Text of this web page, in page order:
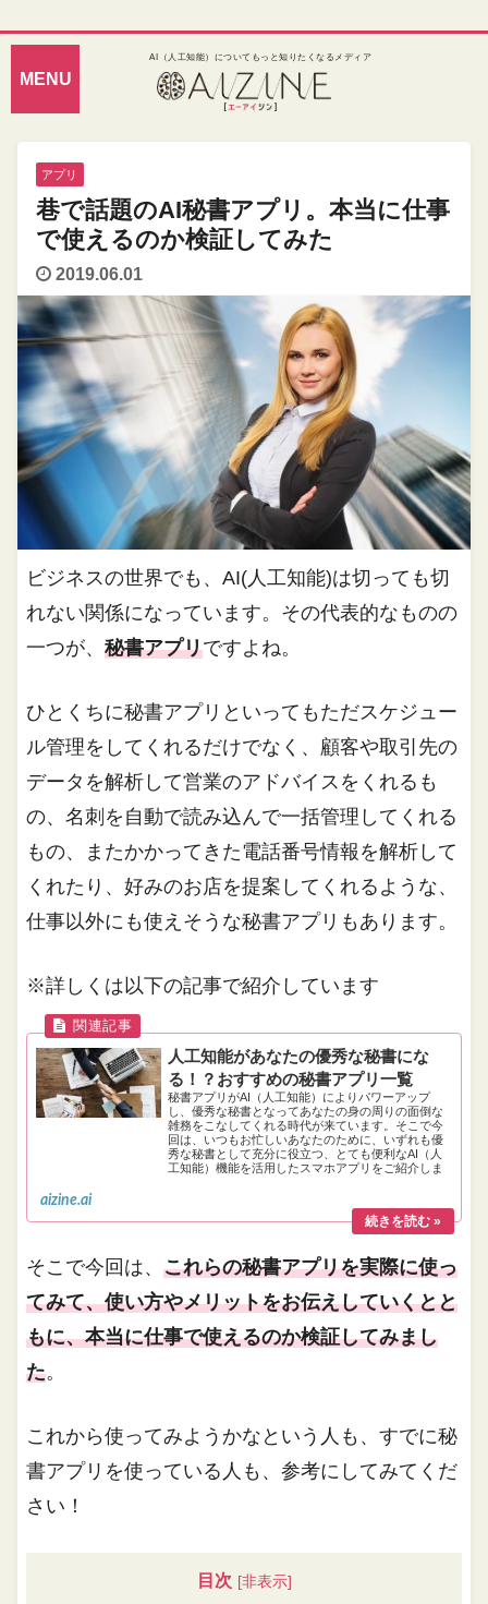
AI（人工知能）についてもっと知りたくなるメディア
アプリ
巷で話題のAI秘書アプリ。本当に仕事
で使えるのか検証してみた
2019.06.01
ビジネスの世界でも、AI(人工知能)は切っても切
れない関係になっています。その代表的なものの
一つが、秘書アプリですよね。
ひとくちに秘書アプリといってもただスケジュー
ル管理をしてくれるだけでなく、顧客や取引先の
データを解析して営業のアドバイスをくれるも
の、名刺を自動で読み込んで一括管理してくれる
もの、またかかってきた電話番号情報を解析して
くれたり、好みのお店を提案してくれるような、
仕事以外にも使えそうな秘書アプリもあります。
※詳しくは以下の記事で紹介しています
人工知能があなたの優秀な秘書にな
る！？おすすめの秘書アプリ一覧
秘書アプリがAI（人工知能）によりパワーアップ
し、優秀な秘書となってあなたの身の周りの面倒な
雑務をこなしてくれる時代が来ています。そこで今
回は、いつもお忙しいあなたのために、いずれも優
秀な秘書として充分に役立つ、とても便利なAI（人
工知能）機能を活用したスマホアプリをご紹介しま
aizine.ai
そこで今回は、これらの秘書アプリを実際に使っ
てみて、使い方やメリットをお伝えしていくとと
もに、本当に仕事で使えるのか検証してみまし
た。
これから使ってみようかなという人も、すでに秘
書アプリを使っている人も、参考にしてみてくだ
さい！
目次